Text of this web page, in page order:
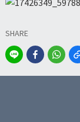
SHARE